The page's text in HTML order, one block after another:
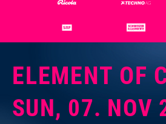
ELEMENT OF
SUN, 07. NOV